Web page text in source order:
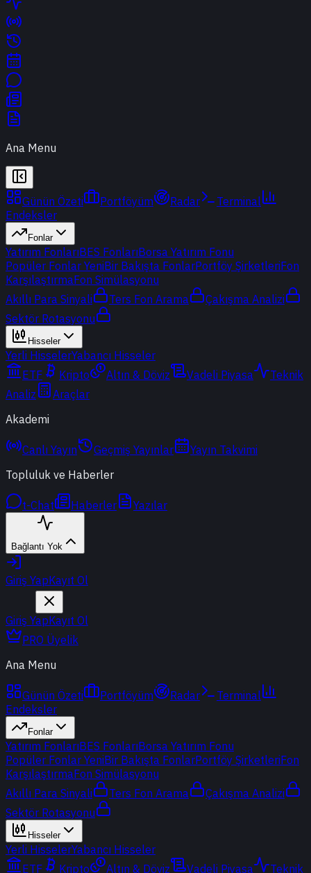
Ana Menu
Günün Özeti Portföyüm Radar
Terminal
Endeksler
Fonlar
Yatırım FonlarıBES FonlarıBorsa Yatırım Fonu
Popüler Fonlar YeniBir Bakışta FonlarPortföy ŞirketleriFon
KarşılaştırmaFon Simülasyonu
Akıllı Para Sinyali
Ters Fon Arama
Çakışma Analizi
Sektör Rotasyonu
Hisseler
Yerli HisselerYabancı Hisseler
ETF
Kripto Altın & Döviz Vadeli Piyasa
Teknik
Analiz
Araçlar
Akademi
Canlı Yayın Geçmiş Yayınlar
Yayın Takvimi
Topluluk ve Haberler
t-Chat Haberler Yazılar
Bağlantı Yok
Giriş YapKayıt Ol
Giriş YapKayıt Ol
PRO Üyelik
Ana Menu
Günün Özeti Portföyüm Radar
Terminal
Endeksler
Fonlar
Yatırım FonlarıBES FonlarıBorsa Yatırım Fonu
Popüler Fonlar YeniBir Bakışta FonlarPortföy ŞirketleriFon
KarşılaştırmaFon Simülasyonu
Akıllı Para Sinyali
Ters Fon Arama
Çakışma Analizi
Sektör Rotasyonu
Hisseler
Yerli HisselerYabancı Hisseler
ETF
Kripto Altın & Döviz Vadeli Piyasa
Teknik